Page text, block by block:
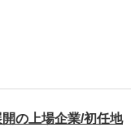
の上場企業/初任地